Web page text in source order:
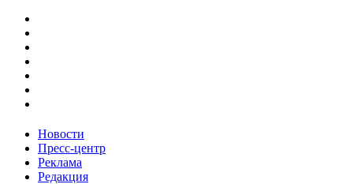
Новости
Пресс-центр
Реклама
Редакция